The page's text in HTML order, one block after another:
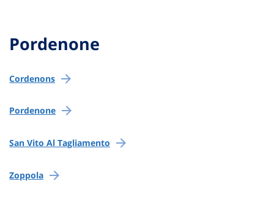
Pordenone
Cordenons
Pordenone
San Vito Al Tagliamento
Zoppola